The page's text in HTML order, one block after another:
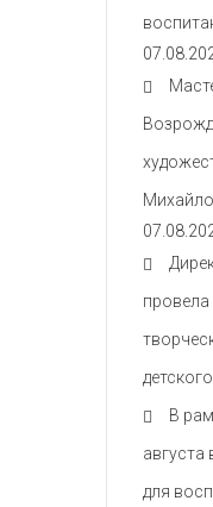
В
августа
для